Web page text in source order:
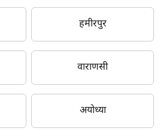
हमीरपुर
वाराणसी
अयोध्या